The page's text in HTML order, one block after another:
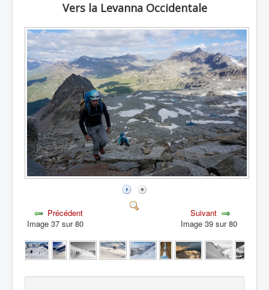
Vers la Levanna Occidentale
Précédent
Image 37 sur 80
Suivant
Image 39 sur 80